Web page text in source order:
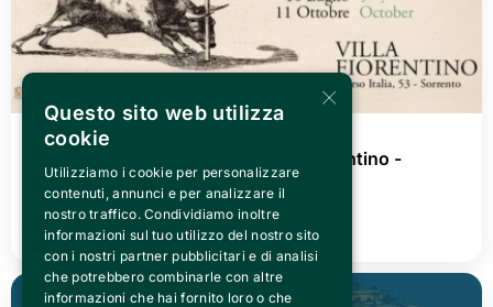
WEDNESDAY 08 JULY 2026
Goya. Black White Dream @Villa Fiorentino -
Sorrento
READ ALL
×
Questo sito web utilizza
cookie
Utilizziamo i cookie per personalizzare
contenuti, annunci e per analizzare il
nostro traffico. Condividiamo inoltre
informazioni sul tuo utilizzo del nostro sito
con i nostri partner pubblicitari e di analisi
che potrebbero combinarle con altre
informazioni che hai fornito loro o che